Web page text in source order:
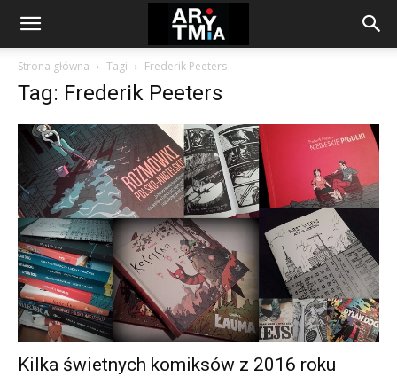
arytmia.eu
Strona główna Tagi Frederik Peeters
Tag: Frederik Peeters
Kilka świetnych komiksów z 2016 roku